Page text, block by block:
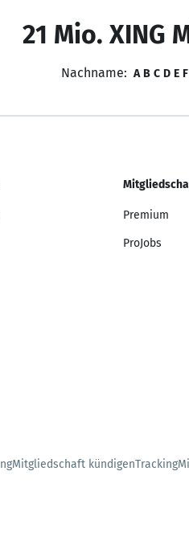
21 Mio. XING
Nachname: A B C D E F
Premium
ProJobs
Mitgliedschaft kündigenTracking